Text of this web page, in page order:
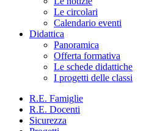
Le circolari
Calendario eventi
Didattica
Panoramica
Offerta formativa
Le schede didattiche
I progetti delle classi
R.E. Famiglie
R.E. Docenti
Sicurezza